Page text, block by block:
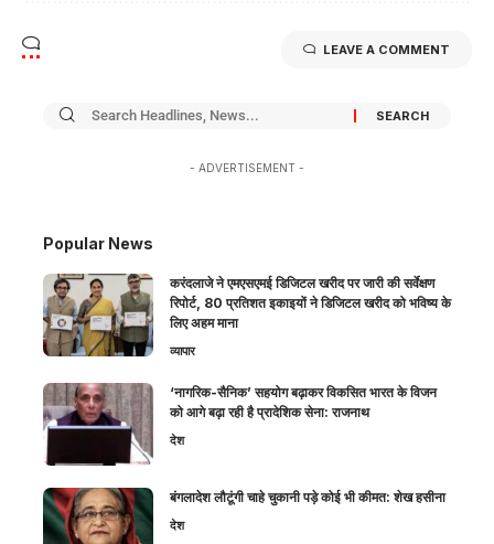
LEAVE A COMMENT
- ADVERTISEMENT -
Popular News
करंदलाजे ने एमएसएमई डिजिटल खरीद पर जारी की सर्वेक्षण
रिपोर्ट, 80 प्रतिशत इकाइयों ने डिजिटल खरीद को भविष्य के
लिए अहम माना
व्यापार
‘नागरिक-सैनिक’ सहयोग बढ़ाकर विकसित भारत के विजन
को आगे बढ़ा रही है प्रादेशिक सेना: राजनाथ
देश
बंगलादेश लौटूंगी चाहे चुकानी पड़े कोई भी कीमत: शेख हसीना
देश